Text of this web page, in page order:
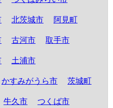
北茨城市 阿見町
古河市 取手市
土浦市
かすみがうら市 茨城町
牛久市 つくば市